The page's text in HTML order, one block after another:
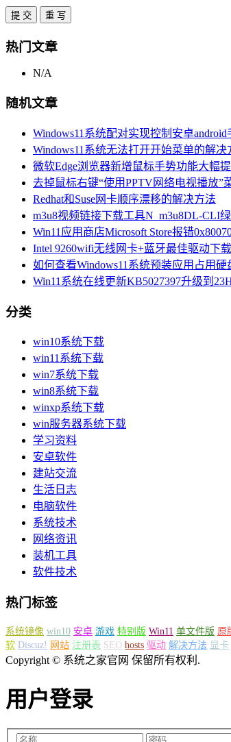
热门文章
N/A
随机文章
Windows11系统配对实现控制安卓android
Windows11系统无法打开开始菜单的解决
微软Edge浏览器新增鼠标手势功能大幅
去掉鼠标右键“使用PPTV网络电视播放”
Redhat和Suse网卡顺序漂移的解决方法
m3u8视频链接下载工具N_m3u8DL-CLI
Win11应用商店Microsoft Store报错
Intel 9260wifi无线网卡+蓝牙最佳驱动下载
如何查看Windows11系统预装应用占用硬
Win11系统在线更新KB5027397升级到
分类
win10系统下载
win11系统下载
win7系统下载
win8系统下载
winxp系统下载
win服务器系统下载
学习资料
安卓软件
建站交流
生活日志
电脑软件
系统技术
网络资讯
装机工具
软件技术
热门标签
系统镜像 win10 安卓 游戏 特别版 Win11 单文件版 原
软 Discuz! 网站 注册表 SEO hosts 驱动 解决方法 显卡
Copyright © 系统之家官网 保留所有权利.
用户登录